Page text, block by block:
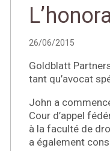
26/06/2015
Goldblatt
tant qu’avocat
John a
Cour d’appel
à la faculté de
a également